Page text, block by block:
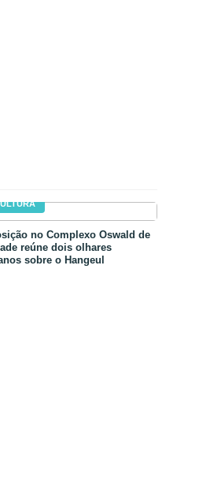
no Complexo Oswald de
reúne dois olhares
sobre o Hangeul